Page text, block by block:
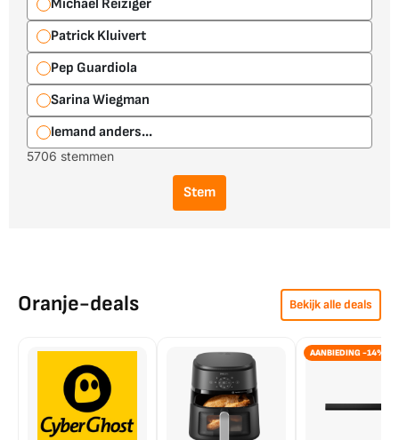
Michael Reiziger
Patrick Kluivert
Pep Guardiola
Sarina Wiegman
Iemand anders...
5706 stemmen
Stem
Oranje-deals Bekijk alle deals
AANBIEDING -14%